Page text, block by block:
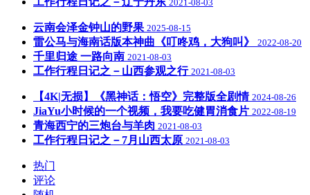
2021-08-03
云南会泽金钟山的野果 2025-08-15
雷公马与海南话版本神曲《叮咚鸡，大狗叫》 2022-08-20
千里归途 一路向南 2021-08-03
工作行程日记之－山西参观之行 2021-08-03
【4K|无损】《黑神话：悟空》完整版全剧情 2024-08-26
JiaYu小时候的一个视频，我要吃健胃消食片 2022-08-19
青海西宁的三炮台与羊肉 2021-08-03
工作行程日记之－7月山西太原 2021-08-03
热门
评论